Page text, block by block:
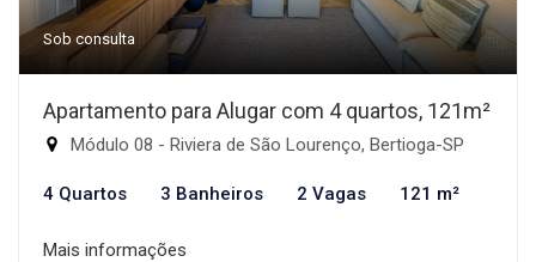
Sob consulta
Apartamento para Alugar com 4 quartos, 121m²
Módulo 08 - Riviera de São Lourenço, Bertioga-SP
4 Quartos 3 Banheiros 2 Vagas 121 m²
Mais informações